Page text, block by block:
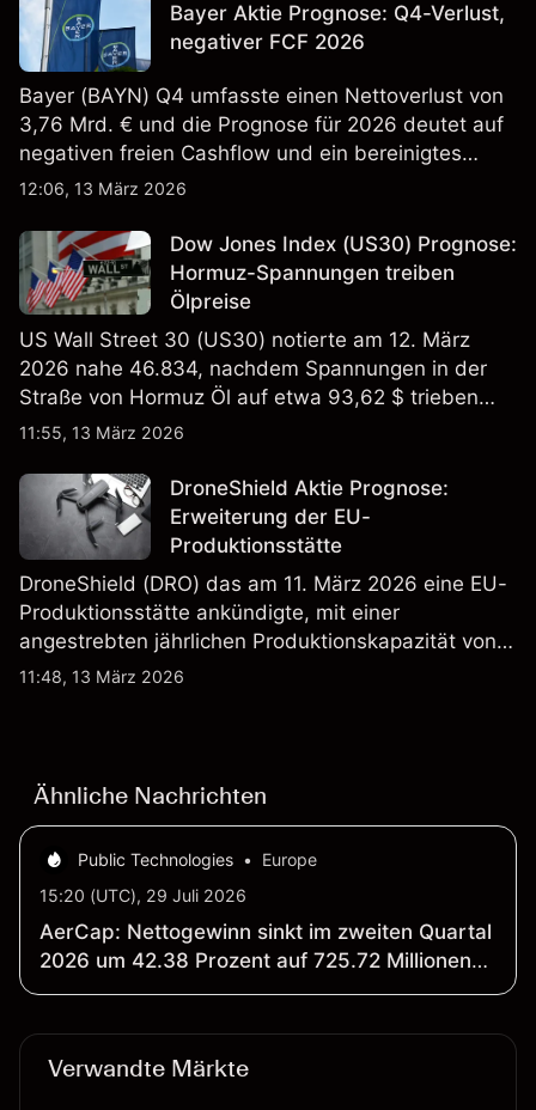
Bayer Aktie Prognose: Q4-Verlust,
negativer FCF 2026
Bayer (BAYN) Q4 umfasste einen Nettoverlust von
3,76 Mrd. € und die Prognose für 2026 deutet auf
negativen freien Cashflow und ein bereinigtes
EBITDA von 9,6–10,1 Mrd. € hin. Die
verlässlicher Indikator für zukünftige Ergebnisse.
12:06, 13 März 2026
Dow Jones Index (US30) Prognose:
Hormuz-Spannungen treiben
Ölpreise
US Wall Street 30 (US30) notierte am 12. März
2026 nahe 46.834, nachdem Spannungen in der
Straße von Hormuz Öl auf etwa 93,62 $ trieben
und die US-Arbeitslosigkeit auf 4,4% stieg. Die
verlässlicher Indikator für zukünftige Ergebnisse.
11:55, 13 März 2026
DroneShield Aktie Prognose:
Erweiterung der EU-
Produktionsstätte
DroneShield (DRO) das am 11. März 2026 eine EU-
Produktionsstätte ankündigte, mit einer
angestrebten jährlichen Produktionskapazität von
etwa 2,4 Mrd. AUD bis Ende 2026. Die
11:48, 13 März 2026
Ähnliche Nachrichten
Public Technologies •
Europe
15:20 (UTC), 29 Juli 2026
AerCap: Nettogewinn sinkt im zweiten Quartal
2026 um 42.38 Prozent auf 725.72 Millionen
US-Dollar; Umsatz steigt um 14.87 Prozent auf
Verwandte Märkte